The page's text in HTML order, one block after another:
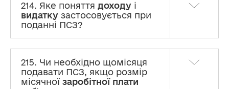
214. Яке поняття доходу і
видатку застосовується при
поданні ПСЗ?
215. Чи необхідно щомісяця
подавати ПСЗ, якщо розмір
місячної заробітної плати